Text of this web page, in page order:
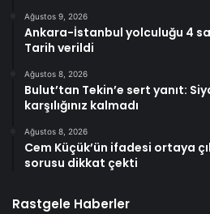
Ağustos 9, 2026
Ankara-İstanbul yolculuğu 4
Tarih verildi
Ağustos 8, 2026
Bulut’tan Tekin’e sert yanıt:
karşılığınız kalmadı
Ağustos 8, 2026
Cem Küçük’ün ifadesi ortaya
sorusu dikkat çekti
Rastgele Haberler